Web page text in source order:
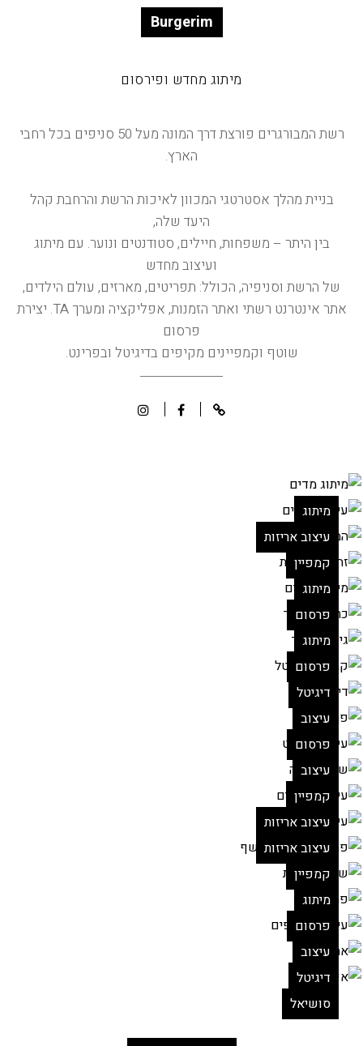
Burgerim
מיתוג מחדש ופירסום
רשת המבורגרים פורצת דרך המונה מעל 50 סניפים בכל רחבי
הארץ.
בניית מהלך אסטרטגי המכוון לאיכות הרשת והרחבת קהל
היעד שלה,
בין היתר – משפחות, חיילים, סטודנטים ונוער. עם מיתוג
ועיצוב מחדש
של הרשת וסניפיה, הכולל: תפריטים, מארזים, עולם הילדים,
אתר אינטרנט רשתי ואתר הזמנות, אפליקציה ומערך TA. יצירת
פרסום
שוטף וקמפיינים מקיפים בדיגיטל ובפרינט.
מיתוג
עיצוב אריזות
קמפיין
מיתוג
פרסום
מיתוג
פרסום
דיגיטל
עיצוב
פרסום
עיצוב
קמפיין
עיצוב אריזות
עיצוב אריזות
קמפיין
מיתוג
פרסום
עיצוב
דיגיטל
סושיאל